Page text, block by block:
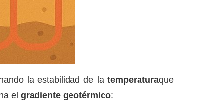
la estabilidad de latemperaturaque
el gradiente geotérmico: